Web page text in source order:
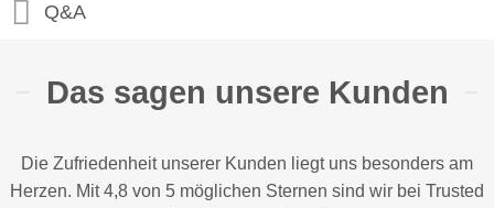
Q&A
Das sagen unsere Kunden
Die Zufriedenheit unserer Kunden liegt uns besonders am
Herzen. Mit 4,8 von 5 möglichen Sternen sind wir bei Trusted